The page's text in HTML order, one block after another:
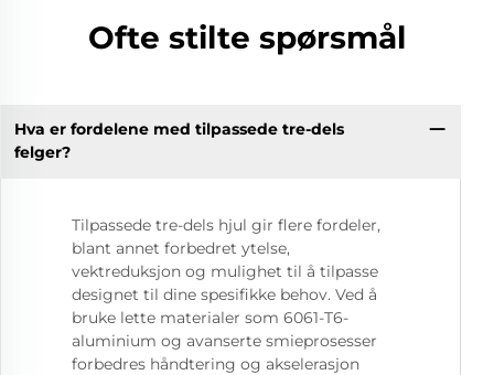
Ofte stilte spørsmål
Hva er fordelene med tilpassede tre-dels
felger?
Tilpassede tre-dels hjul gir flere fordeler,
blant annet forbedret ytelse,
vektreduksjon og mulighet til å tilpasse
designet til dine spesifikke behov. Ved å
bruke lette materialer som 6061-T6-
aluminium og avanserte smieprosesser
forbedres håndtering og akselerasjon